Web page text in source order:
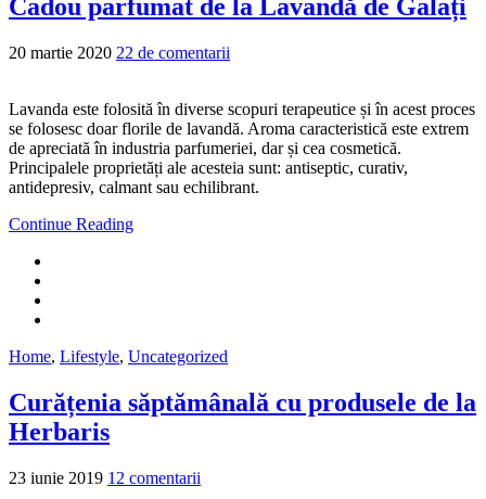
Cadou parfumat de la Lavandă de Galați
20 martie 2020 22 de comentarii
Lavanda este folosită în diverse scopuri terapeutice și în acest proces
se folosesc doar florile de lavandă. Aroma caracteristică este extrem
de apreciată în industria parfumeriei, dar și cea cosmetică.
Principalele proprietăți ale acesteia sunt: antiseptic, curativ,
antidepresiv, calmant sau echilibrant.
Continue Reading
Home, Lifestyle, Uncategorized
Curățenia săptămânală cu produsele de la
Herbaris
23 iunie 2019 12 comentarii